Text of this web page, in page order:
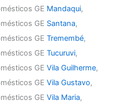
GE Mandaqui,
GE Santana,
GETremembé,
GETucuruvi,
GEVila Guilherme,
GEVila Gustavo,
GEVila Maria,